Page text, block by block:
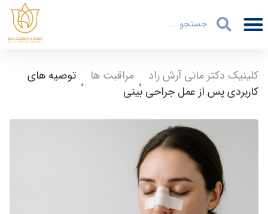
کلینیک دکتر مانی آرش راد مراقبت ها
توصیه های
کاربردی پس از عمل جراحی بینی